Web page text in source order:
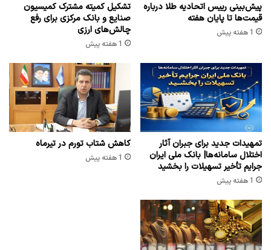
پیش‌بینی رییس اتحادیه طلا درباره
قیمت‌ها تا پایان هفته
1 هفته پیش
تشکیل کمیته مشترک کمیسیون
صنایع و بانک مرکزی برای رفع
چالش‌های ارزی
1 هفته پیش
تمهیدات جدید برای جبران آثار
اختلال سامانه‌ها| بانک ملی ایران
جرایم تأخیر تسهیلات را بخشید
1 هفته پیش
کاهش شتاب تورم در تیرماه
1 هفته پیش